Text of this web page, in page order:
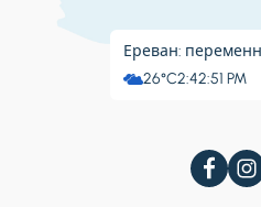
Ереван:
26°C2:42:52 PM